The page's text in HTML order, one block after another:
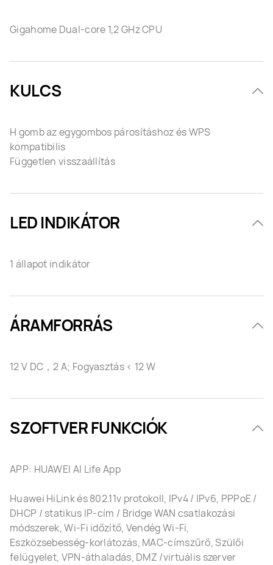
Gigahome Dual-core 1,2 GHz CPU
KULCS
H gomb az egygombos párosításhoz és WPS
kompatibilis
Független visszaállítás
LED INDIKÁTOR
1 állapot indikátor
ÁRAMFORRÁS
12 V DC，2 A; Fogyasztás < 12 W
SZOFTVER FUNKCIÓK
APP: HUAWEI AI Life App
Huawei HiLink és 802.11v protokoll, IPv4 / IPv6, PPPoE /
DHCP / statikus IP-cím / Bridge WAN csatlakozási
módszerek, Wi-Fi időzítő, Vendég Wi-Fi,
Eszközsebesség-korlátozás, MAC-címszűrő, Szülői
felügyelet, VPN-áthaladás, DMZ /virtuális szerver